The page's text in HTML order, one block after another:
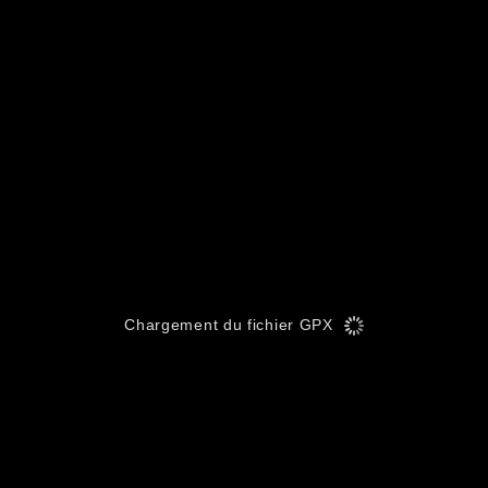
Chargement du fichier GPX